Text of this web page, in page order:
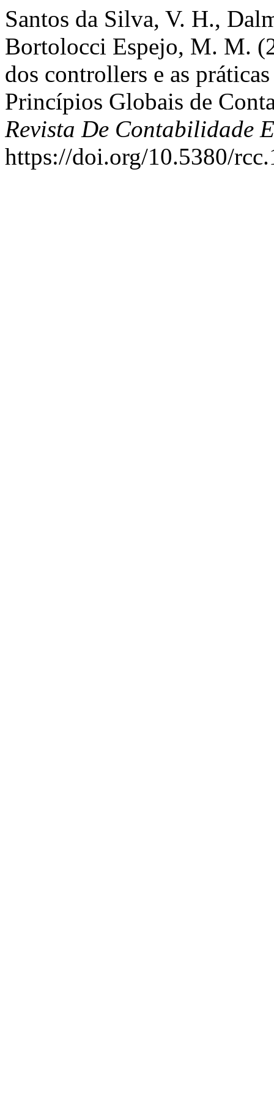
Santos da Silva, V. H.,
Bortolocci Espejo, M. M.
dos controllers e as
Princípios Globais de
Revista De Contabilidade
https://doi.org/10.5380/